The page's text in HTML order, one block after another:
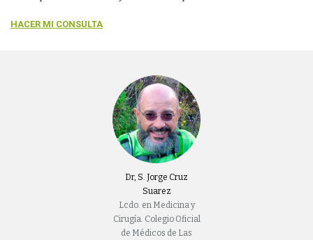
HACER MI CONSULTA
Dr, S. Jorge Cruz
Suarez
Lcdo. en Medicina y
Cirugía. Colegio Oficial
de Médicos de Las